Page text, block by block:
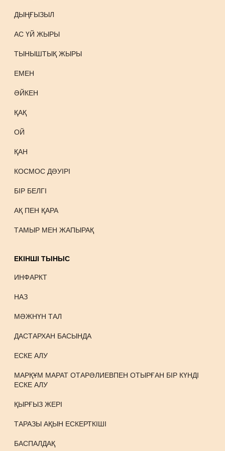
ДЫҢҒЫЗЫЛ
АС ҮЙ ЖЫРЫ
ТЫНЫШТЫҚ ЖЫРЫ
ЕМЕН
ӘЙКЕН
ҚАҚ
ОЙ
ҚАН
КОСМОС ДӘУІРІ
БІР БЕЛГІ
АҚ ПЕН ҚАРА
ТАМЫР МЕН ЖАПЫРАҚ
ЕКІНШІ ТЫНЫС
ИНФАРКТ
НАЗ
МӘЖНҮН ТАЛ
ДАСТАРХАН БАСЫНДА
ЕСКЕ АЛУ
МАРҚҰМ МАРАТ ОТАРӘЛИЕВПЕН ОТЫРҒАН БІР КҮНДІ
ЕСКЕ АЛУ
ҚЫРҒЫЗ ЖЕРІ
ТАРАЗЫ АҚЫН ЕСКЕРТКІШІ
БАСПАЛДАҚ